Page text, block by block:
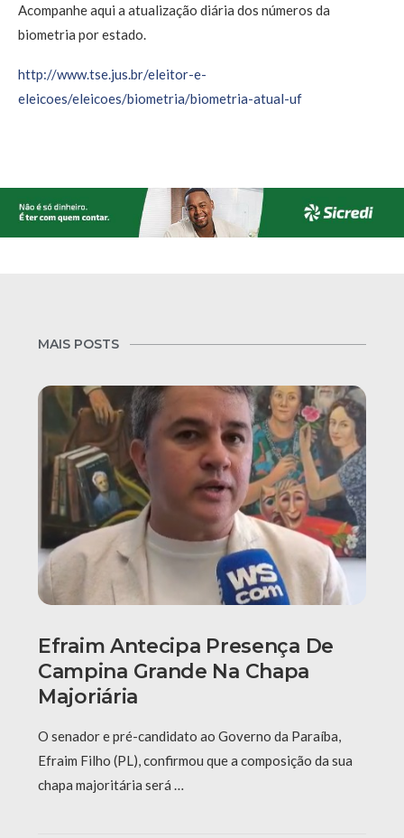
Acompanhe aqui a atualização diária dos números da
biometria por estado.
http://www.tse.jus.br/eleitor-e-
eleicoes/eleicoes/biometria/biometria-atual-uf
MAIS POSTS
Efraim Antecipa Presença De
Campina Grande Na Chapa
Majoriária
O senador e pré-candidato ao Governo da Paraíba,
Efraim Filho (PL), confirmou que a composição da sua
chapa majoritária será …